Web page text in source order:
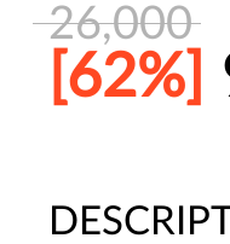
26,000
[62%]
주말특가